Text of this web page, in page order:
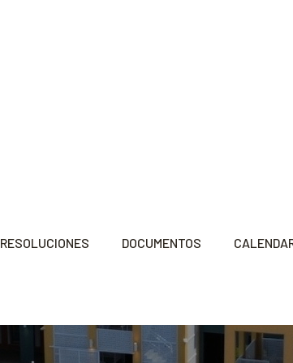
RESOLUCIONES DOCUMENTOS